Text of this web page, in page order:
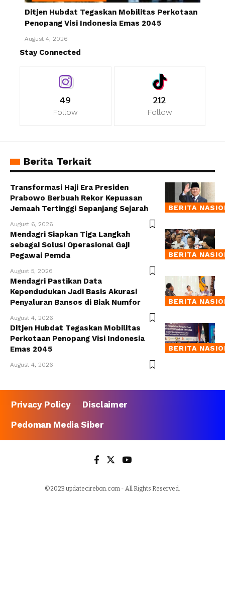
Ditjen Hubdat Tegaskan Mobilitas Perkotaan
Penopang Visi Indonesia Emas 2045
August 4, 2026
Stay Connected
49
Follow
212
Follow
Berita Terkait
BERITA
Transformasi Haji Era Presiden
Prabowo Berbuah Rekor Kepuasan
Jemaah Tertinggi Sepanjang Sejarah
August 6, 2026
BERITA
Mendagri Siapkan Tiga Langkah
sebagai Solusi Operasional Gaji
Pegawai Pemda
August 5, 2026
BERITA
Mendagri Pastikan Data
Kependudukan Jadi Basis Akurasi
Penyaluran Bansos di Biak Numfor
August 4, 2026
BERITA
Ditjen Hubdat Tegaskan Mobilitas
Perkotaan Penopang Visi Indonesia
Emas 2045
August 4, 2026
Privacy Policy
Disclaimer
Pedoman Media Siber
©2023 updatecirebon.com - All Rights Reserved.